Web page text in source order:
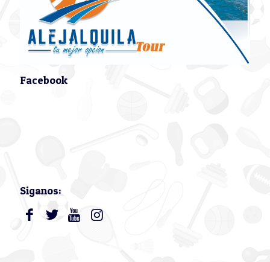
Facebook
Siganos: